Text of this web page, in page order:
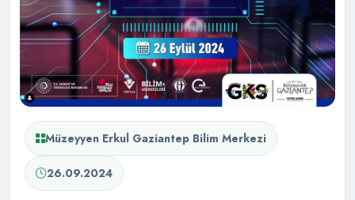
Müzeyyen Erkul Gaziantep Bilim Merkezi
26.09.2024